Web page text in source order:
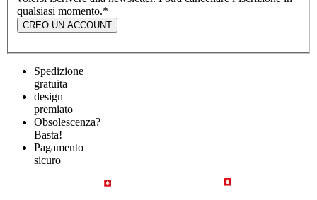
qualsiasi momento.*
CREO UN ACCOUNT
Spedizione
gratuita
design
premiato
Obsolescenza?
Basta!
Pagamento
sicuro